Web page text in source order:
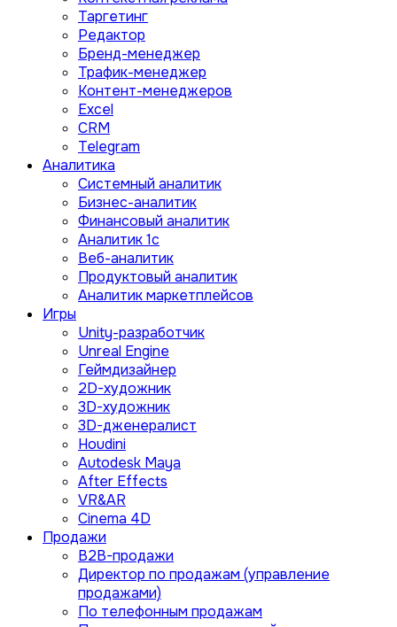
Таргетинг
Редактор
Бренд-менеджер
Трафик-менеджер
Контент-менеджеров
Excel
CRM
Telegram
Аналитика
Системный аналитик
Бизнес-аналитик
Финансовый аналитик
Aналитик 1с
Веб-аналитик
Продуктовый аналитик
Аналитик маркетплейсов
Игры
Unity-разработчик
Unreal Engine
Геймдизайнер
2D-художник
3D-художник
3D-дженералист
Houdini
Autodesk Maya
After Effects
VR&AR
Cinema 4D
Продажи
B2B-продажи
Директор по продажам (управление
продажами)
По телефонным продажам